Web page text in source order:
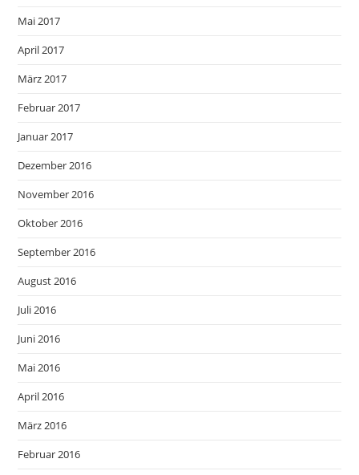
Mai 2017
April 2017
März 2017
Februar 2017
Januar 2017
Dezember 2016
November 2016
Oktober 2016
September 2016
August 2016
Juli 2016
Juni 2016
Mai 2016
April 2016
März 2016
Februar 2016